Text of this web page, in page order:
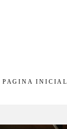
PAGINA INICIAL